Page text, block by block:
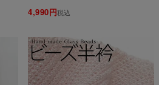
4,990 税込